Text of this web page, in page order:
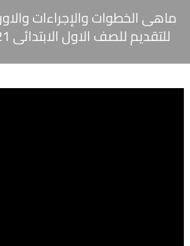
ماهى الخطوات والإجراءات
للتقديم للصف الاول الابتدائى 2021 / 2022